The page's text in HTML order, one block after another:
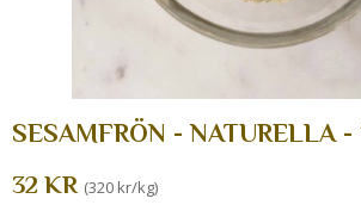
SESAMFRÖN - NATURELLA -
32 KR (320 kr/kg)